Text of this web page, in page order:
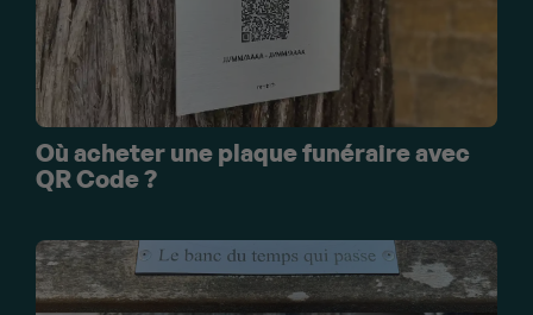
Où acheter une plaque funéraire avec
QR Code ?